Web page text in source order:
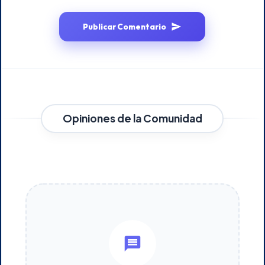
Publicar Comentario
Opiniones de la Comunidad